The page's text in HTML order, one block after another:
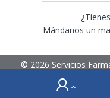
Promedix Pharma
Mándanos un
© 2026 Servicios